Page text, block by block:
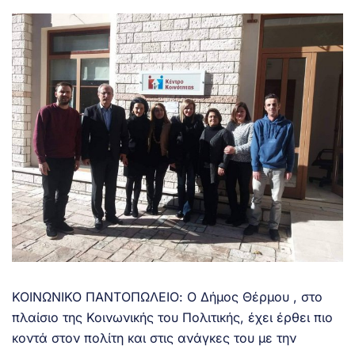
ΚΟΙΝΩΝΙΚΟ ΠΑΝΤΟΠΩΛΕΙΟ: Ο Δήμος Θέρμου , στο
πλαίσιο της Κοινωνικής του Πολιτικής, έχει έρθει πιο
κοντά στον πολίτη και στις ανάγκες του με την